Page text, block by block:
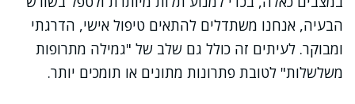
הבעיה, אנחנו משתדלים להתאים טיפול אישי, הדרגתי
ומבוקר. לעיתים זה כולל גם שלב של "גמילה מתרופות
משלשלות" לטובת פתרונות מתונים או תומכים יותר.